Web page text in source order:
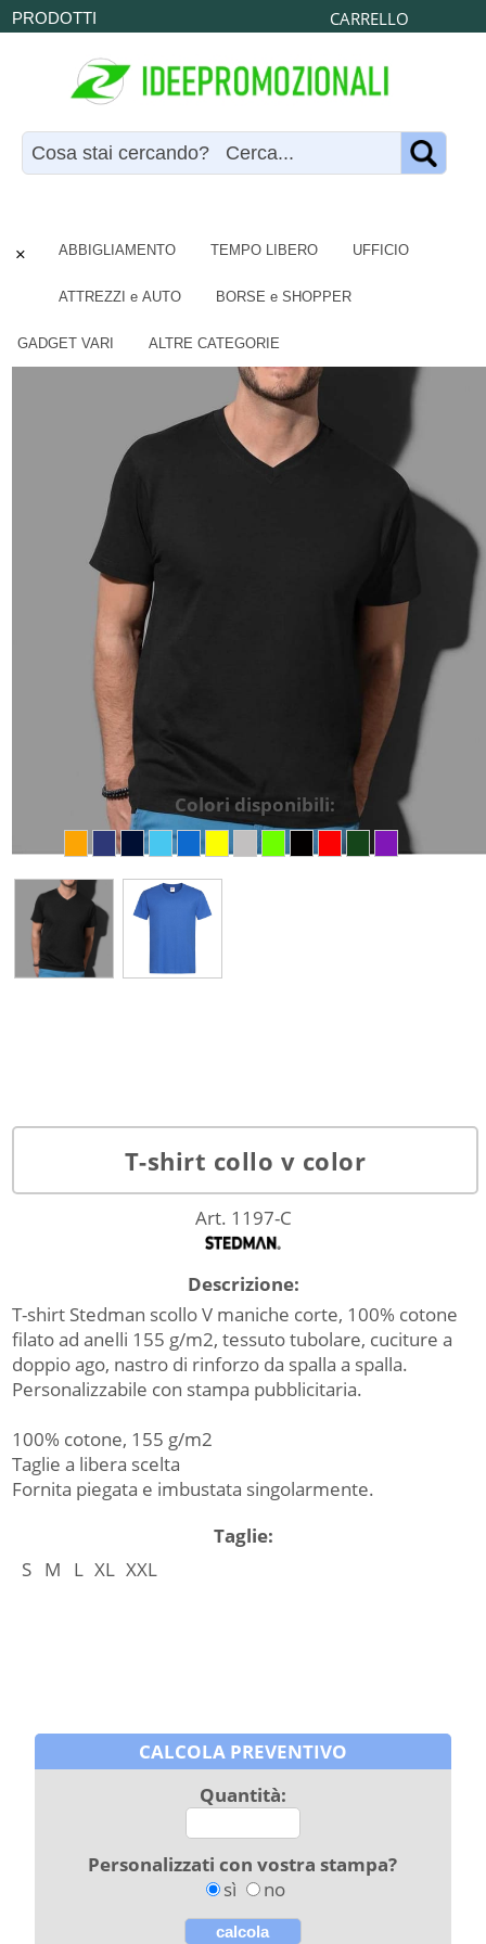
CARRELLO
× ABBIGLIAMENTO TEMPO LIBERO UFFICIO
ATTREZZI e AUTO BORSE e SHOPPER
GADGET VARI ALTRE CATEGORIE
PRODOTTI
T-shirt collo v color
Art. 1197-C
Descrizione:
T-shirt Stedman scollo V maniche corte, 100% cotone
filato ad anelli 155 g/m2, tessuto tubolare, cuciture a
doppio ago, nastro di rinforzo da spalla a spalla.
Personalizzabile con stampa pubblicitaria.
100% cotone, 155 g/m2
Taglie a libera scelta
Fornita piegata e imbustata singolarmente.
Colori disponibili:
Taglie:
S M L XL XXL
CALCOLA PREVENTIVO
Quantità:
Personalizzati con vostra stampa?
sì
no